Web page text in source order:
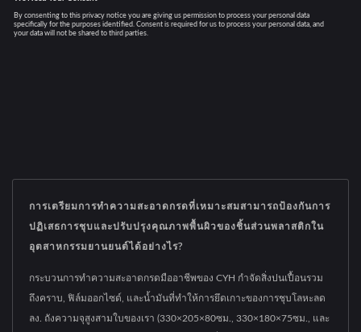
การเตรียมการทำความสะอาดกรดที่เหมาะสมสามารถป้องกันการ
ปฏิเสธการชุบและปรับปรุงคุณภาพพื้นผิวของชิ้นส่วนพลาสติกใน
อุตสาหกรรมยานยนต์ได้อย่างไร?
กระบวนการทำความสะอาดกรดมืออาชีพของ CYH กำจัดสิ่งปนเปื้อนรวม
ถึงคราบ, ฟิล์มออกไซด์, และน้ำมันที่ทำให้การยึดเกาะของการชุบโลหะลด
ลง. ถังความจุสูงสามใบของเรา (330×205×80ซม., 330×180×75ซม., และ